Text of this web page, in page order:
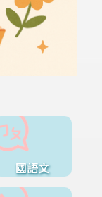
國語文